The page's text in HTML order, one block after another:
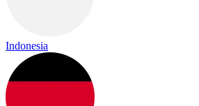
Indonesia